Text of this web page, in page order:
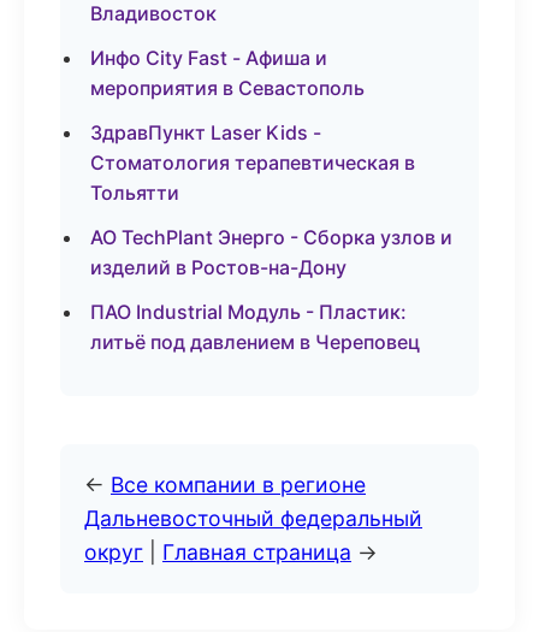
Владивосток
Инфо City Fast - Афиша и
мероприятия в Севастополь
ЗдравПункт Laser Kids -
Стоматология терапевтическая в
Тольятти
АО TechPlant Энерго - Сборка узлов и
изделий в Ростов-на-Дону
ПАО Industrial Модуль - Пластик:
литьё под давлением в Череповец
← Все компании в регионе
Дальневосточный федеральный
округ
Главная страница →